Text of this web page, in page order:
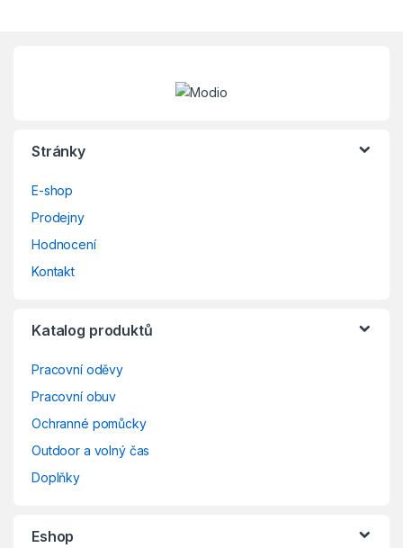
Stránky
E-shop
Prodejny
Hodnocení
Kontakt
Katalog produktů
Pracovní oděvy
Pracovní obuv
Ochranné pomůcky
Outdoor a volný čas
Doplňky
Eshop